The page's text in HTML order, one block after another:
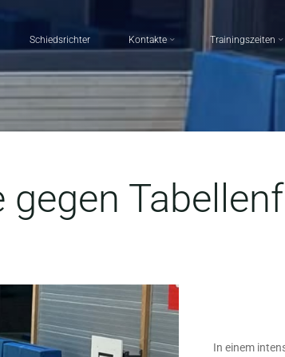
Schiedsrichter Kontakte Trainingszeiten
gegen
In einem